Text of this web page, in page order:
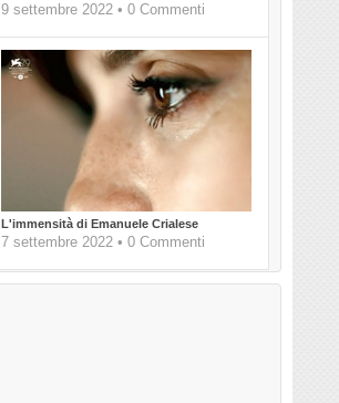
9 settembre 2022 • 0 Commenti
L'immensità di Emanuele Crialese
7 settembre 2022 • 0 Commenti